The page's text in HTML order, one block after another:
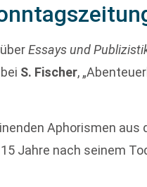
überEssays und
S. Fischer,
Aphorismen aus
Jahre nach seinem